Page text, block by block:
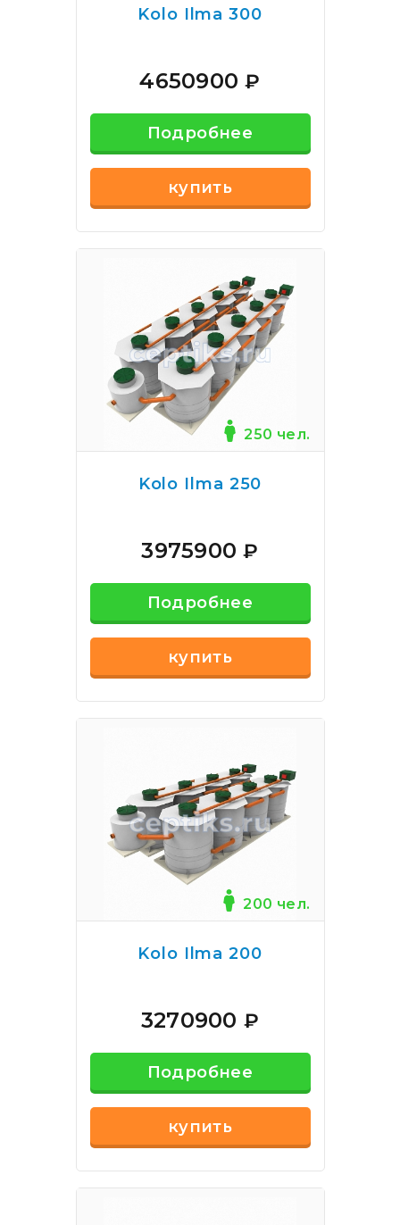
Kolo Ilma 300
4650900₽
Подробнее
купить
250 чел.
Kolo Ilma 250
3975900₽
Подробнее
купить
200 чел.
Kolo Ilma 200
3270900 ₽
Подробнее
купить